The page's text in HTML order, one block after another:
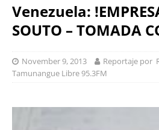
Venezuela:
SOUTO – TOMADA
November 9, 2013
Reportaje por
Tamunangue Libre 95.3FM